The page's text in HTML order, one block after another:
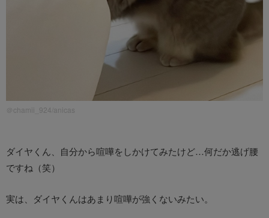
＠chamii_924/anicas
ダイヤくん、自分から喧嘩をしかけてみたけど…何だか逃げ腰
ですね（笑）
実は、ダイヤくんはあまり喧嘩が強くないみたい。